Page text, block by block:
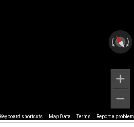
Keyboard shortcuts Map Data Terms Report a problem